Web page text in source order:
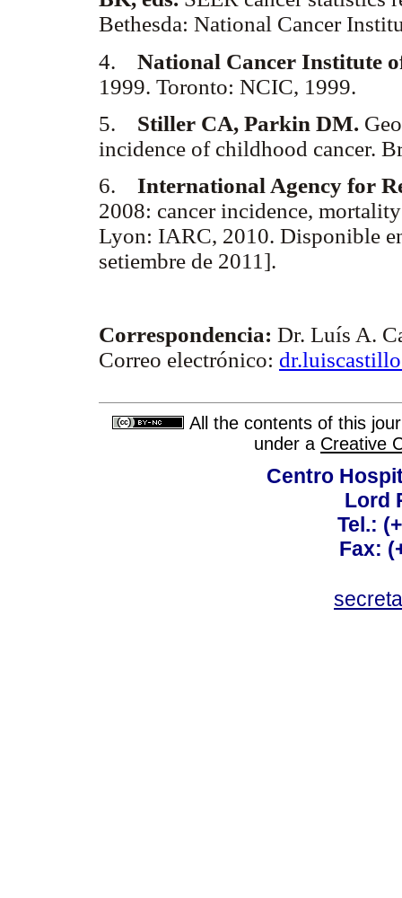
Bethesda: National Cancer
4. National Cancer Institute
1999. Toronto: NCIC, 1999.
5. Stiller CA, Parkin DM.
incidence of childhood cancer.
6. International Agency for
2008: cancer incidence,
Lyon: IARC, 2010. Disponible
setiembre de 2011].
Correspondencia: Dr. Luís A.
Correo electrónico:
All the contents of this
under a Creative
Centro
Lord
Tel.:
Fax: